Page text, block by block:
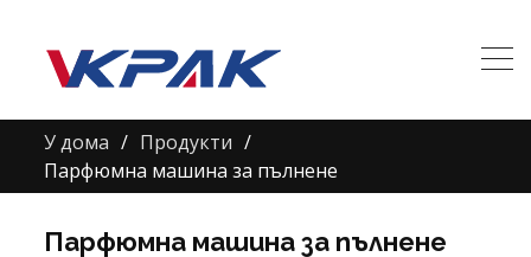
У дома
Продукти
Парфюмна машина за пълнене
Парфюмна машина за пълнене